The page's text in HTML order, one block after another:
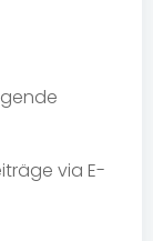
via E-